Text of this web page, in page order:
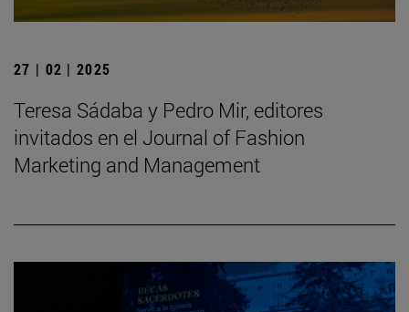
27 | 02 | 2025
Teresa Sádaba y Pedro Mir, editores
invitados en el Journal of Fashion
Marketing and Management